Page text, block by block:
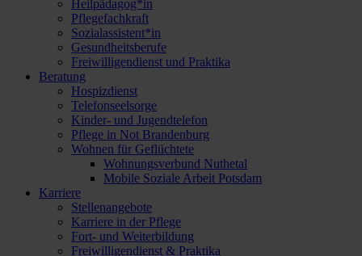
Heilpädagog*in
Pflegefachkraft
Sozialassistent*in
Gesundheitsberufe
Freiwilligendienst und Praktika
Beratung
Hospizdienst
Telefonseelsorge
Kinder- und Jugendtelefon
Pflege in Not Brandenburg
Wohnen für Geflüchtete
Wohnungsverbund Nuthetal
Mobile Soziale Arbeit Potsdam
Karriere
Stellenangebote
Karriere in der Pflege
Fort- und Weiterbildung
Freiwilligendienst & Praktika